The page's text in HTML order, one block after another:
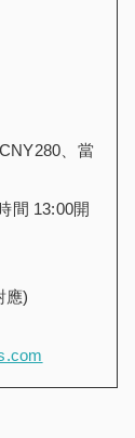
、當
間 13:00開
應)